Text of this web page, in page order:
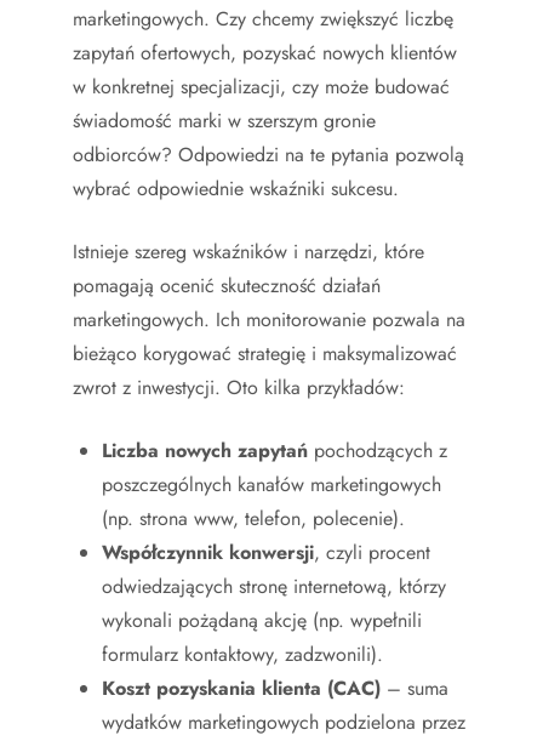
marketingowych. Czy chcemy zwiększyć liczbę
zapytań ofertowych, pozyskać nowych klientów
w konkretnej specjalizacji, czy może budować
świadomość marki w szerszym gronie
odbiorców? Odpowiedzi na te pytania pozwolą
wybrać odpowiednie wskaźniki sukcesu.
Istnieje szereg wskaźników i narzędzi, które
pomagają ocenić skuteczność działań
marketingowych. Ich monitorowanie pozwala na
bieżąco korygować strategię i maksymalizować
zwrot z inwestycji. Oto kilka przykładów:
Liczba nowych zapytań pochodzących z
poszczególnych kanałów marketingowych
(np. strona www, telefon, polecenie).
Współczynnik konwersji, czyli procent
odwiedzających stronę internetową, którzy
wykonali pożądaną akcję (np. wypełnili
formularz kontaktowy, zadzwonili).
Koszt pozyskania klienta (CAC) – suma
wydatków marketingowych podzielona przez